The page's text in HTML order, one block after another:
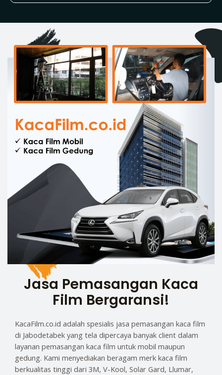
Jasa Pemasangan Kaca
Film Bergaransi!
KacaFilm.co.id adalah spesialis jasa pemasangan kaca film
di Jabodetabek yang tela dipercaya banyak client dalam
layanan pemasangan kaca film untuk mobil maupun
gedung. Kami menyediakan beragam merk kaca film
berkualitas tinggi dari 3M, V-Kool, Solar Gard, Llumar,